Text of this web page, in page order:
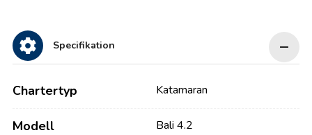
Specifikation
Chartertyp Katamaran
Modell Bali 4.2